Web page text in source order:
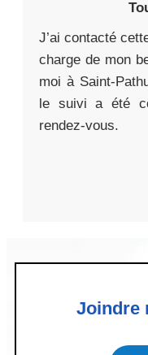
J’ai contacté
charge de mon
moi à Saint-
le suivi a été
rendez-vous.
Joindre